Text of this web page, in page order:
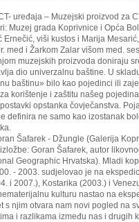
uređaja – Muzejski proizvod za
Muzej grada Koprivnice i Opća
viši kustos i Marija
med i Žarkom Zalar višom med.
muzejskih proizvoda doniraju
dio univerzalnu baštine. U
baštinu» bilo kao pojedinci ili
korištenje i zaštitu našeg
opstanka čovječanstva.
definira ne samo kao izostanak
Šafarek - Džungle (Galerija
Goran Šafarek, autor
Geographic Hrvatska). Mladi
- 2003. sudjelovao je na
i 2007.), Kostarika (2003.) i
kulturu nastao na
s njim otvara nam novi pogled na
i razlikama između nas i drugih